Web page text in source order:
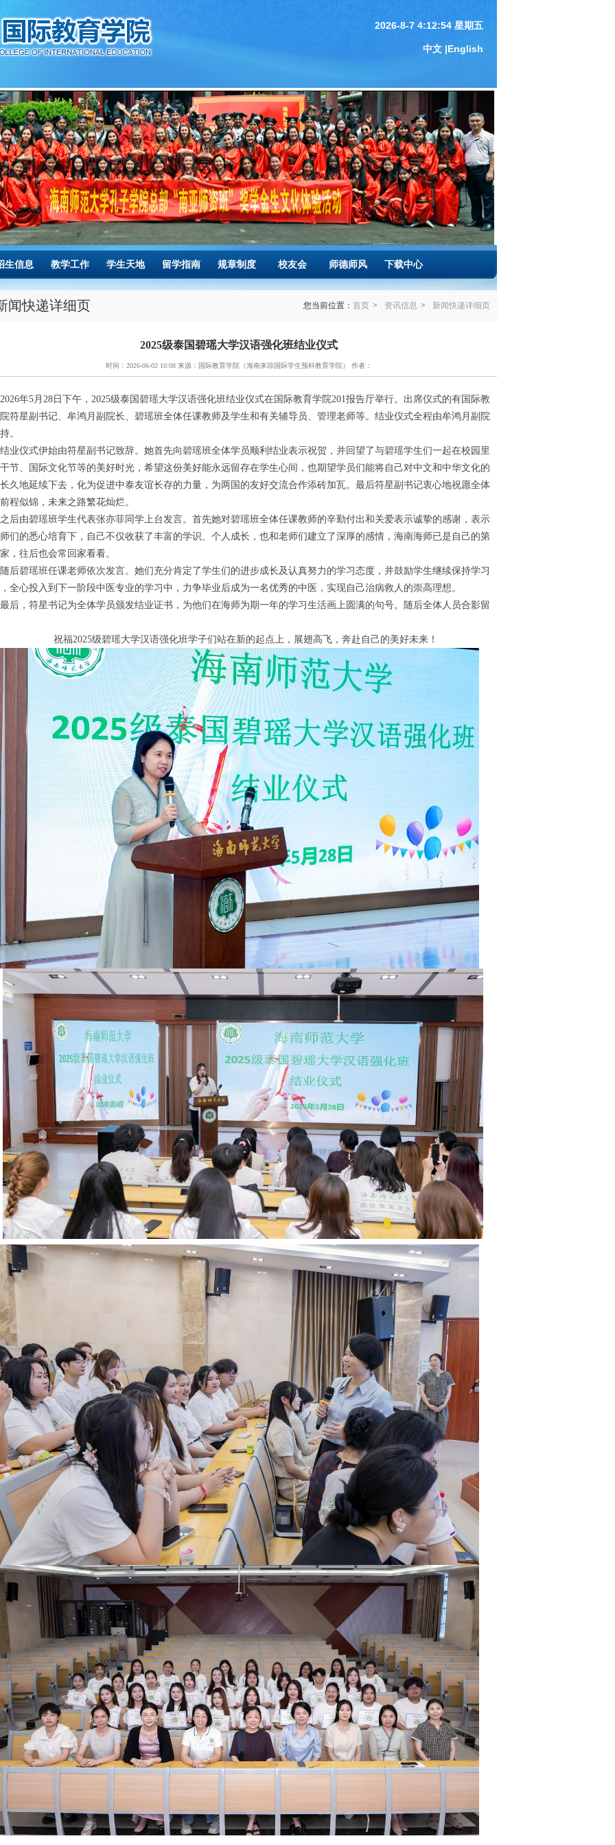
中文 |English
生信息 教学工作 学生天地 留学指南 规章制度 校友会 师德师风 下载中心
闻快递详细页 您当前位置： 首页 > 资讯信息 > 新闻快递详细页
2025级泰国碧瑶大学汉语强化班结业仪式
时间：2026-06-02 10:08 来源：国际教育学院（海南来琼国际学生预科教育学院） 作者：
2026年5月28日下午，2025级泰国碧瑶大学汉语强化班结业仪式在国际教育学院201报告厅举行。出席仪式的有国际教
符星副书记、牟鸿月副院长、碧瑶班全体任课教师及学生和有关辅导员、管理老师等。结业仪式全程由牟鸿月副院
。
结业仪式伊始由符星副书记致辞。她首先向碧瑶班全体学员顺利结业表示祝贺，并回望了与碧瑶学生们一起在校园里
节、国际文化节等的美好时光，希望这份美好能永远留存在学生心间，也期望学员们能将自己对中文和中华文化的
久地延续下去，化为促进中泰友谊长存的力量，为两国的友好交流合作添砖加瓦。最后符星副书记衷心地祝愿全体
程似锦，未来之路繁花灿烂。
之后由碧瑶班学生代表张亦菲同学上台发言。首先她对碧瑶班全体任课教师的辛勤付出和关爱表示诚挚的感谢，表示
们的悉心培育下，自己不仅收获了丰富的学识、个人成长，也和老师们建立了深厚的感情，海南海师已是自己的第
，往后也会常回家看看。
随后碧瑶班任课老师依次发言。她们充分肯定了学生们的进步成长及认真努力的学习态度，并鼓励学生继续保持学习
全心投入到下一阶段中医专业的学习中，力争毕业后成为一名优秀的中医，实现自己治病救人的崇高理想。
最后，符星书记为全体学员颁发结业证书，为他们在海师为期一年的学习生活画上圆满的句号。随后全体人员合影留
祝福2025级碧瑶大学汉语强化班学子们站在新的起点上，展翅高飞，奔赴自己的美好未来！